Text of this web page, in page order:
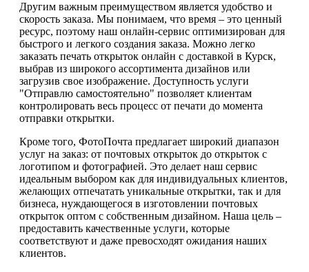
Другим важным преимуществом является удобство и
скорость заказа. Мы понимаем, что время – это ценный
ресурс, поэтому наш онлайн-сервис оптимизирован для
быстрого и легкого создания заказа. Можно легко
заказать печать открыток онлайн с доставкой в Курск,
выбрав из широкого ассортимента дизайнов или
загрузив свое изображение. Доступность услуги
"Отправлю самостоятельно" позволяет клиентам
контролировать весь процесс от печати до момента
отправки открытки.
Кроме того, ФотоПочта предлагает широкий диапазон
услуг на заказ: от почтовых открыток до открыток с
логотипом и фотографией. Это делает наш сервис
идеальным выбором как для индивидуальных клиентов,
желающих отпечатать уникальные открытки, так и для
бизнеса, нуждающегося в изготовлении почтовых
открыток оптом с собственным дизайном. Наша цель –
предоставить качественные услуги, которые
соответствуют и даже превосходят ожидания наших
клиентов.